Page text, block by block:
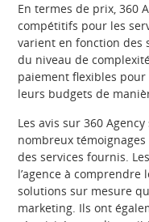
En termes de prix, 360
compétitifs pour les
varient en fonction des
du niveau de
paiement flexibles
leurs budgets de
Les avis sur 360
nombreux
des services fournis.
l’agence à
solutions sur mesure
marketing. Ils ont